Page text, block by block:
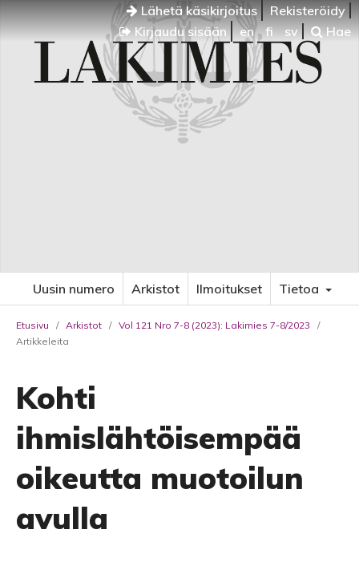
Lähetä käsikirjoitus
Rekisteröidy
Kirjaudu sisään
en fi sv Hae
Uusin numero Arkistot Ilmoitukset Tietoa
Etusivu / Arkistot / Vol 121 Nro 7-8 (2023): Lakimies 7-8/2023
/
Artikkeleita
Kohti
ihmislähtöisempää
oikeutta muotoilun
avulla